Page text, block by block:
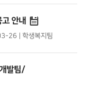
안내
26 | 학생복지팀
발팀/